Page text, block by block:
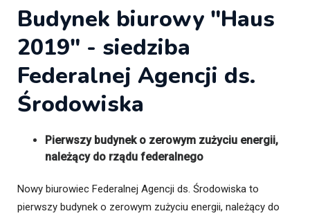
Budynek biurowy "Haus
2019" - siedziba
Federalnej Agencji ds.
Środowiska
Pierwszy budynek o zerowym zużyciu energii,
należący do rządu federalnego
Nowy biurowiec Federalnej Agencji ds. Środowiska to
pierwszy budynek o zerowym zużyciu energii, należący do